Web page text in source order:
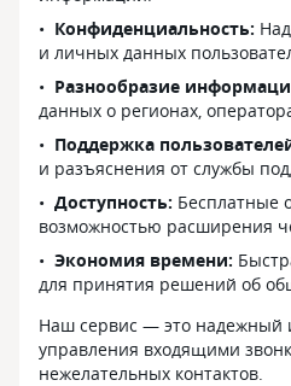
Конфиденциальность:
и личных данных
Разнообразие
данных о регионах,
Поддержка
и разъяснения от службы
Доступность: Бесплатные
возможностью расширения
Экономия времени:
для принятия решений об
Наш сервис — это надежный
управления входящими
нежелательных контактов.